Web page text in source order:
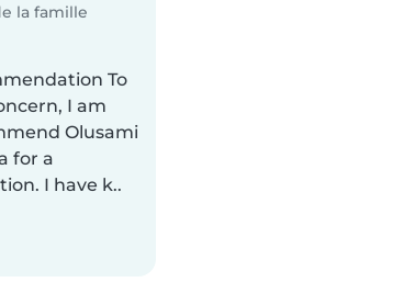
la famille
To
I am
Olusami
for a
I have k..